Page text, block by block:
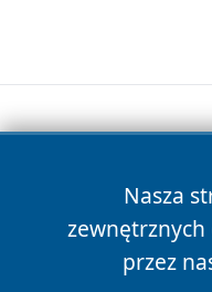
Nasza
przez